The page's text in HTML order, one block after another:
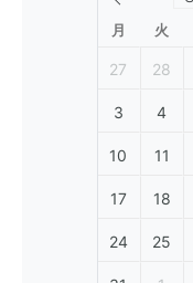
月 火
27 28
3 4
10 11
17 18
24 25